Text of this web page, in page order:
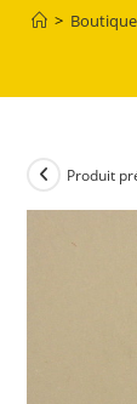
> Boutique
Produit